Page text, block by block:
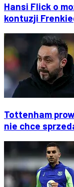
Hansi Flick o
kontuzji
Tottenham
nie chce